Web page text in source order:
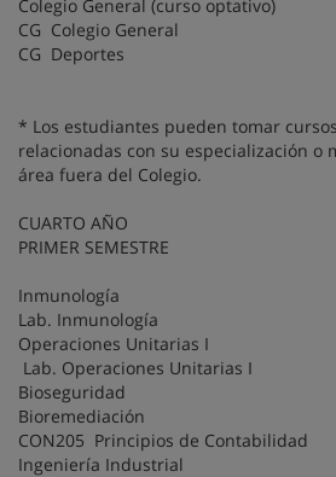
Colegio General (curso optativo)
CG Colegio General
CG Deportes
* Los estudiantes pueden tomar
relacionadas con su especialización o
área fuera del Colegio.
CUARTO AÑO
PRIMER SEMESTRE
Inmunología
Lab. Inmunología
Operaciones Unitarias I
Lab. Operaciones Unitarias I
Bioseguridad
Bioremediación
CON205 Principios de Contabilidad
Ingeniería Industrial